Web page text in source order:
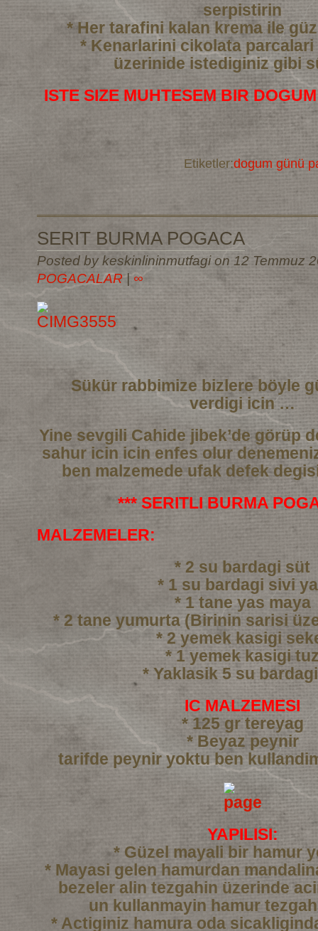
serpistirin
* Her tarafini kalan krema ile
* Kenarlarini cikolata
üzerinide istediginiz gibi
ISTE SIZE MUHTESEM BIR
Etiketler:dogum günü
SERIT BURMA POGACA
Posted by keskinlininmutfagi on 12 Temmuz
POGACALAR |∞
Sükür rabbimize bizlere böyle
verdigi icin …
Yine sevgili Cahide jibek’de görüp
sahur icin icin enfes olur
ben malzemede ufak defek
*** SERITLI BURMA
MALZEMELER:
* 2 su bardagi süt
* 1 su bardagi sivi
* 1 tane yas maya
* 2 tane yumurta (Birinin sarisi
* 2 yemek kasigi
* 1 yemek kasigi
* Yaklasik 5 su
IC MALZEMESI
* 125 gr tereyag
* Beyaz peynir
tarifde peynir yoktu ben
YAPILISI:
* Güzel mayali bir hamur
* Mayasi gelen hamurdan
bezeler alin tezgahin üzerinde
un kullanmayin hamur
* Actiginiz hamura oda